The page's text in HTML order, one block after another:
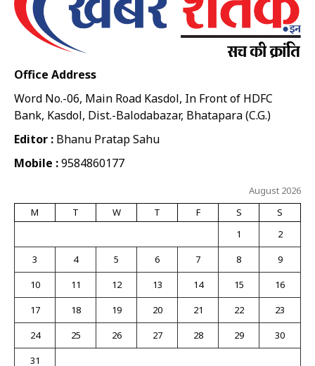
Office Address
Word No.-06, Main Road Kasdol, In Front of HDFC
Bank, Kasdol, Dist.-Balodabazar, Bhatapara (C.G.)
Editor : Bhanu Pratap Sahu
Mobile :9584860177
August 2026
M
T W T F S
S
1
2
3
4 5 6 7 8
9
10
11 12 13 14 15
16
17
18 19 20 21 22
23
24
25 26 27 28 29
30
31